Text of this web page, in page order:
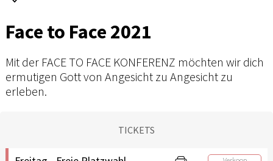
Face to Face 2021
Mit der FACE TO FACE KONFERENZ möchten wir dich
ermutigen Gott von Angesicht zu Angesicht zu
erleben.
TICKETS